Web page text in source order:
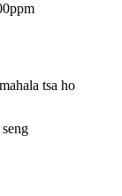
tsa ho